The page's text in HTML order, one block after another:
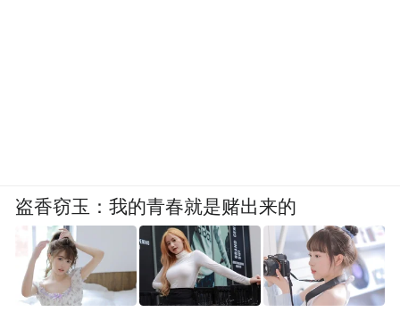
盗香窃玉：我的青春就是赌出来的